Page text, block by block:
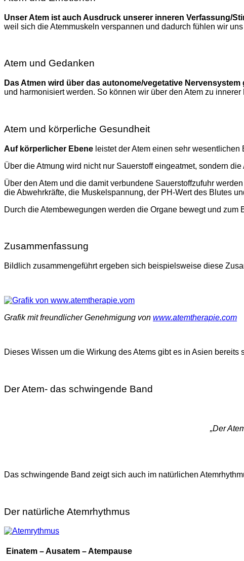
Unser Atem ist auch Ausdruck unserer inneren Verfassung/
weil sich die Atemmuskeln verspannen und dadurch fühlen wir uns
Atem und Gedanken
Das Atmen wird über das autonome/vegetative Nervensystem
und harmonisiert werden. So können wir über den Atem zu
Atem und körperliche Gesundheit
Auf körperlicher Ebene leistet der Atem einen sehr wesentlichen
Über die Atmung wird nicht nur Sauerstoff eingeatmet, sondern
Über den Atem und die damit verbundene Sauerstoffzufuhr
die Abwehrkräfte, die Muskelspannung, der PH-Wert des Blutes
Durch die Atembewegungen werden die Organe bewegt und zum
Zusammenfassung
Bildlich zusammengeführt ergeben sich beispielsweise diese
Grafik mit freundlicher Genehmigung von www.atemtherapie.com
Dieses Wissen um die Wirkung des Atems gibt es in Asien
Der Atem- das schwingende Band
„Der
Das schwingende Band zeigt sich auch im natürlichen
Der natürliche Atemrhythmus
Einatem – Ausatem – Atempause